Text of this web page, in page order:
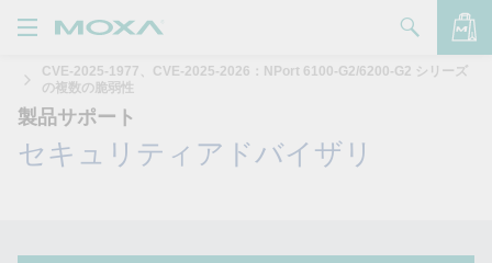
製品
ソリューション
購入方法
CVE-2025-1977、CVE-2025-2026：NPort 6100-G2/6200-G2 シリーズ
の複数の脆弱性
製品サポート
セキュリティアドバイザリ
バッグを見る